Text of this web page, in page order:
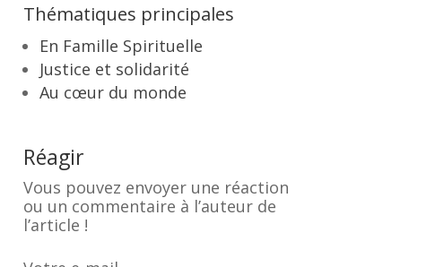
Thématiques principales
En Famille Spirituelle
Justice et solidarité
Au cœur du monde
Réagir
Vous pouvez envoyer une réaction
ou un commentaire à l’auteur de
l’article !